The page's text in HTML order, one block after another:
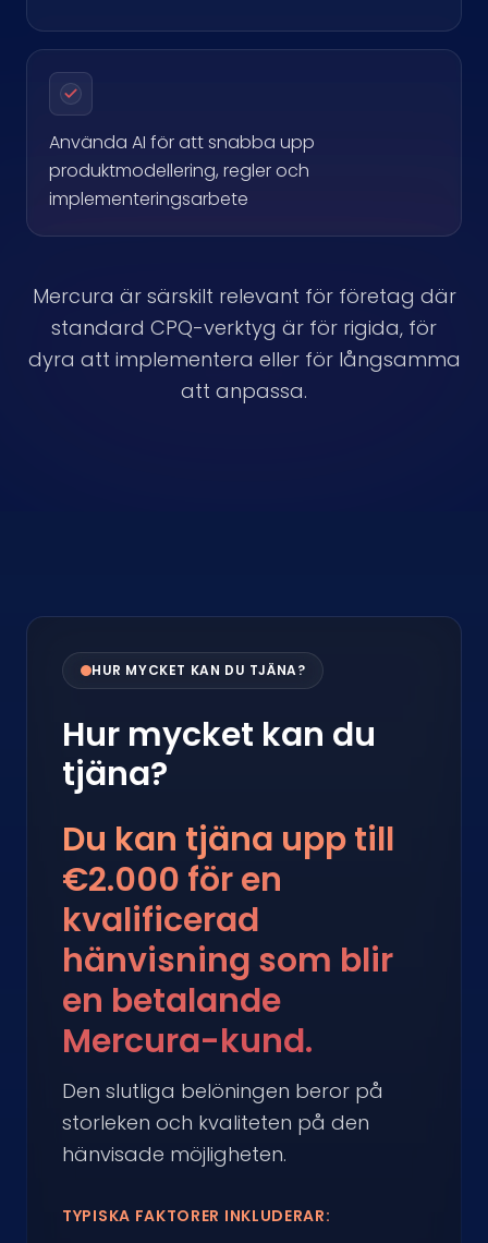
Använda AI för att snabba upp
produktmodellering, regler och
implementeringsarbete
Mercura är särskilt relevant för företag där
standard CPQ-verktyg är för rigida, för
dyra att implementera eller för långsamma
att anpassa.
HUR MYCKET KAN DU TJÄNA?
Hur mycket kan du
tjäna?
Du kan tjäna upp till
€2.000 för en
kvalificerad
hänvisning som blir
en betalande
Mercura-kund.
Den slutliga belöningen beror på
storleken och kvaliteten på den
hänvisade möjligheten.
TYPISKA FAKTORER INKLUDERAR: